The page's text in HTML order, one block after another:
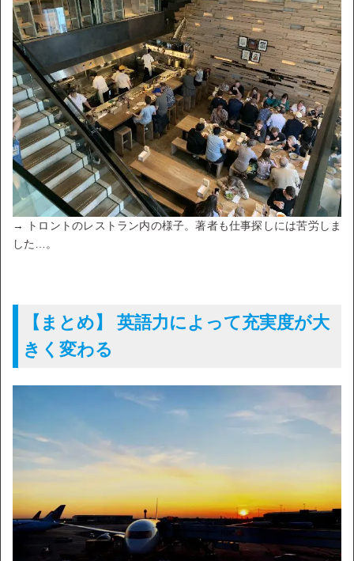
→ トロントのレストラン内の様子。著者も仕事探しには苦労しま
した…。
【まとめ】 英語力によって充実度が大
きく変わる